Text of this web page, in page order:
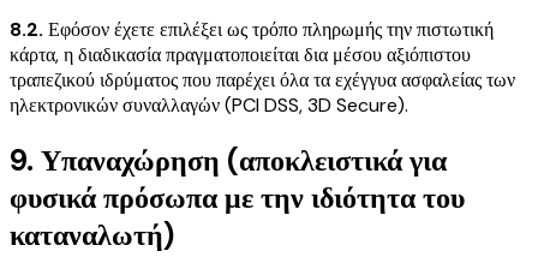
8.2. Εφόσον έχετε επιλέξει ως τρόπο πληρωμής την πιστωτική
κάρτα, η διαδικασία πραγματοποιείται δια μέσου αξιόπιστου
τραπεζικού ιδρύματος που παρέχει όλα τα εχέγγυα ασφαλείας των
ηλεκτρονικών συναλλαγών (PCI DSS, 3D Secure).
9. Υπαναχώρηση (αποκλειστικά για
φυσικά πρόσωπα με την ιδιότητα του
καταναλωτή)